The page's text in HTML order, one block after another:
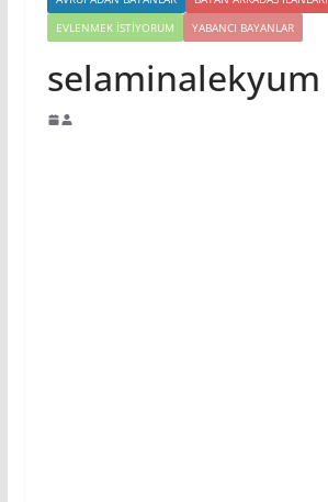
EVLENMEK İSTIYORUM
YABANCI BAYANLAR
selaminalekyum